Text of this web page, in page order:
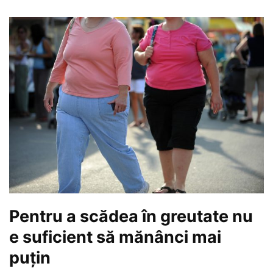
Pentru a scădea în greutate nu
e suficient să mănânci mai
puțin